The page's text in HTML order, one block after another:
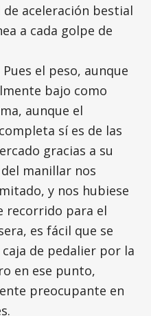
aceleración bestial
a cada golpe de
el peso, aunque
bajo como
aunque el
sí es de las
gracias a su
manillar nos
y nos hubiese
recorrido para el
es fácil que se
de pedalier por la
en ese punto,
preocupante en